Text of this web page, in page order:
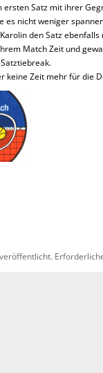
ersten Satz mit ihrer
es nicht weniger
den Satz
Match Zeit und
keine Zeit mehr für die